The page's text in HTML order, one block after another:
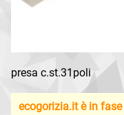
presa c.st.31poli
ecogorizia.it è in